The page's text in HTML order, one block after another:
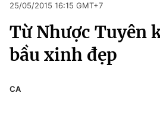
Chuyên mục
Chính trị
Pháp luật
Kinh tế
Thể thao
Truyền hình
25/05/2015 16:15 GMT+7
Từ Nhược Tuyên
bầu xinh đẹp
CA